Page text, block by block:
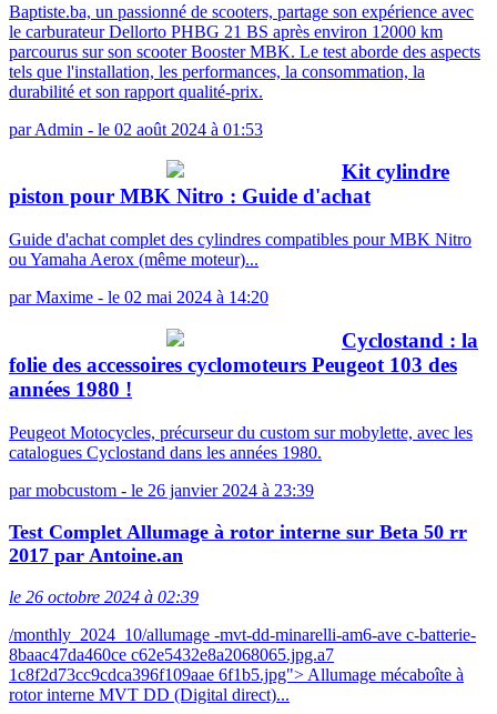
Baptiste.ba, un passionné de scooters, partage son expérience avec
le carburateur Dellorto PHBG 21 BS après environ 12000 km
parcourus sur son scooter Booster MBK. Le test aborde des aspects
tels que l'installation, les performances, la consommation, la
durabilité et son rapport qualité-prix.
parAdmin - le 02 août 2024 à 01:53
Kit cylindre
piston pour MBK Nitro : Guide d'achat
Guide d'achat complet des cylindres compatibles pour MBK Nitro
ou Yamaha Aerox (même moteur)...
parMaxime - le 02 mai 2024 à 14:20
Cyclostand : la
folie des accessoires cyclomoteurs Peugeot 103 des
années 1980 !
Peugeot Motocycles, précurseur du custom sur mobylette, avec les
catalogues Cyclostand dans les années 1980.
parmobcustom - le 26 janvier 2024 à 23:39
Test Complet Allumage à rotor interne sur Beta 50 rr
2017 par Antoine.an
le 26 octobre 2024 à 02:39
/monthly_2024_10/allumage -mvt-dd-minarelli-am6-ave c-batterie-
8baac47da460ce c62e5432e8a2068065.jpg.a7
1c8f2d73cc9cdca396f109aae 6f1b5.jpg"> Allumage mécaboîte à
rotor interne MVT DD (Digital direct)...